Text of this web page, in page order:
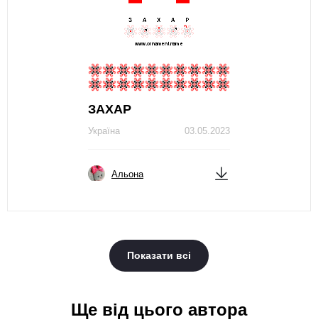
ЗAХAР
03.05.2023
Україна
Альона
Показати всі
Ще від цього автора